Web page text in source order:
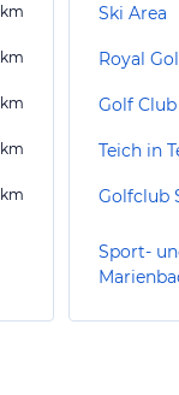
km
km
km
km
km
Ski Area
Royal
Golf
Teich in
Golfclub
Sport-